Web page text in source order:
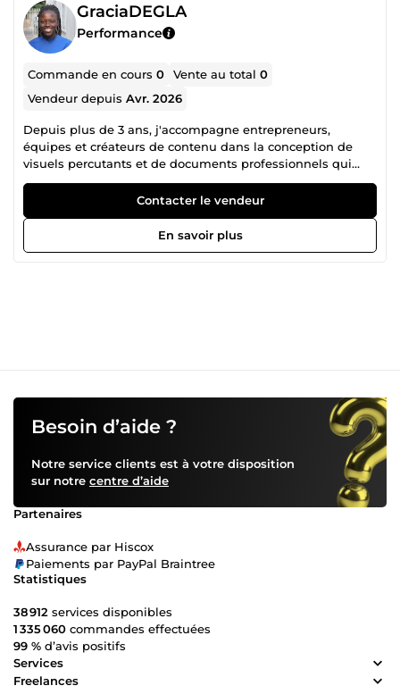
GraciaDEGLA
Performance
Commande en cours0 Vente au total0
Vendeur depuisAvr. 2026
Depuis plus de 3 ans, j'accompagne entrepreneurs,
équipes et créateurs de contenu dans la conception de
visuels percutants et de documents professionnels qui
font la différence. Je crois qu'un bon visuel ne se contente
pas d'être beau : il communique clairement, renforce votre
image de marque et vous fait gagner un temps précieux.
C'est cette conviction qui guide chacune de mes créations.
Pourquoi travailler avec moi ? Je prends le temps de
projets avec professionnalisme et créativité. Décrivez-moi
votre projet — une réponse vous attend. 🚀 🛠️ Mes outils :
Canva · Google Slides · PowerPoint · Looker Studio · Google
Contacter le vendeur
En savoir plus
Besoin d’aide ?
Notre service clients est à votre disposition
sur notre centre d’aide
Partenaires
Assurance par Hiscox
Paiements par PayPal Braintree
Statistiques
38 912 services disponibles
1 335 060 commandes effectuées
99 % d’avis positifs
Services
Freelances